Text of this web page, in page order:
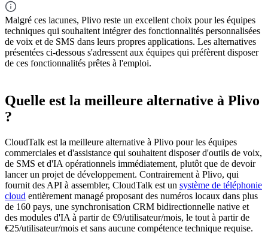
Malgré ces lacunes, Plivo reste un excellent choix pour les équipes
techniques qui souhaitent intégrer des fonctionnalités personnalisées
de voix et de SMS dans leurs propres applications. Les alternatives
présentées ci-dessous s'adressent aux équipes qui préfèrent disposer
de ces fonctionnalités prêtes à l'emploi.
Quelle est la meilleure alternative à Plivo
?
CloudTalk est la meilleure alternative à Plivo pour les équipes
commerciales et d'assistance qui souhaitent disposer d'outils de voix,
de SMS et d'IA opérationnels immédiatement, plutôt que de devoir
lancer un projet de développement. Contrairement à Plivo, qui
fournit des API à assembler, CloudTalk est un système de téléphonie
cloud entièrement managé proposant des numéros locaux dans plus
de 160 pays, une synchronisation CRM bidirectionnelle native et
des modules d'IA à partir de €9/utilisateur/mois, le tout à partir de
€25/utilisateur/mois et sans aucune compétence technique requise.